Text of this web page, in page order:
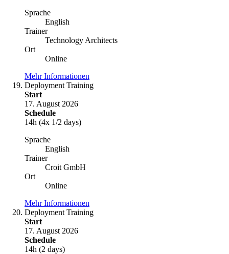
Sprache
English
Trainer
Technology Architects
Ort
Online
Mehr Informationen
Deployment Training
Start
17. August 2026
Schedule
14h (4x 1/2 days)
Sprache
English
Trainer
Croit GmbH
Ort
Online
Mehr Informationen
Deployment Training
Start
17. August 2026
Schedule
14h (2 days)